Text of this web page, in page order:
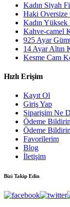
Kadın Siyah
Haki Oversize
Kadın
Kahve-camel
925 Ayar
14 Ayar Altın
Kesme Cam
Hızlı Erişim
Kayıt Ol
Giriş Yap
Siparişim Ne
Ödeme
Ödeme
Favorilerim
Blog
İletişim
Bizi Takip Edin